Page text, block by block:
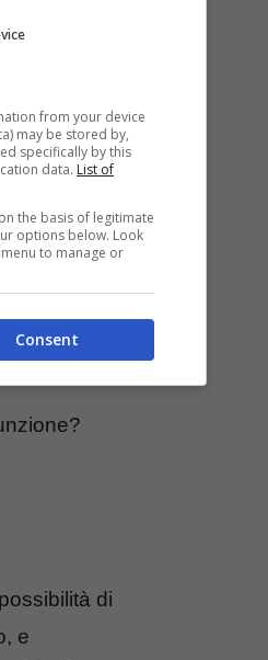
di
e
from your device
may be stored by,
specifically by this
data. List of
the basis of legitimate
options below. Look
to manage or
Consent